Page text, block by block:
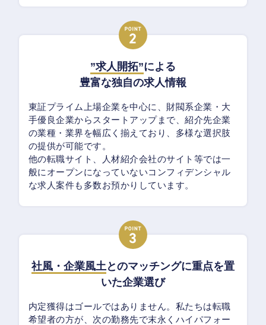
”求人開拓”による
豊富な独自の求人情報
東証プライム上場企業を中心に、財閥系企業・大
手優良企業からスタートアップまで、紹介先企業
の業種・業界を幅広く揃えており、多様な選択肢
の提供が可能です。
他の転職サイト、人材紹介会社のサイト等では一
般にオープンになっていないコンフィデンシャル
な求人案件も多数お預かりしています。
社風・企業風土とのマッチングに重点を置
いた企業選び
内定獲得はゴールではありません。私たちは転職
希望者の方が、次の勤務先で末永くハイパフォー